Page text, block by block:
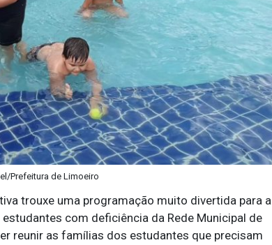
Prefeitura de Limoeiro
trouxe uma programação muito divertida para a
com deficiência da Rede Municipal de
reunir as famílias dos estudantes que precisam